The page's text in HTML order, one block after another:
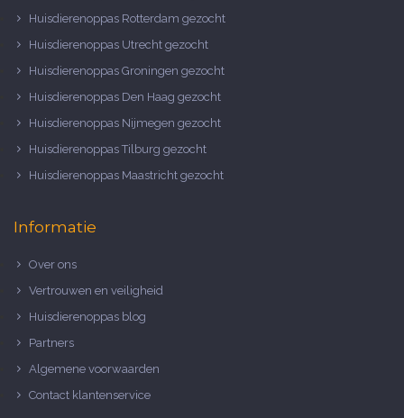
Huisdierenoppas Rotterdam gezocht
Huisdierenoppas Utrecht gezocht
Huisdierenoppas Groningen gezocht
Huisdierenoppas Den Haag gezocht
Huisdierenoppas Nijmegen gezocht
Huisdierenoppas Tilburg gezocht
Huisdierenoppas Maastricht gezocht
Informatie
Over ons
Vertrouwen en veiligheid
Huisdierenoppas blog
Partners
Algemene voorwaarden
Contact klantenservice